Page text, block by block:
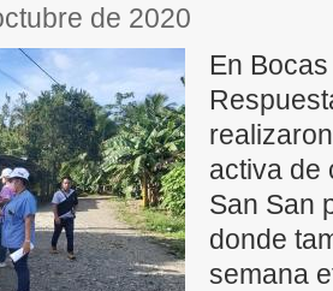
de 2020
En
activa de
San San
donde
semana